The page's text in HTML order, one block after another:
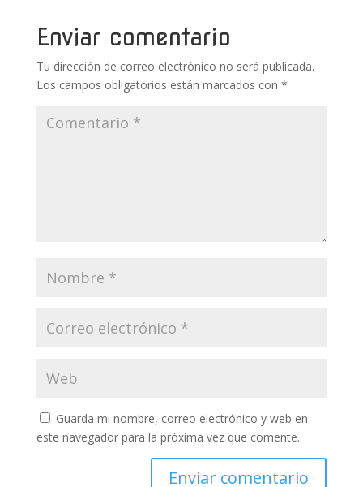
k
Enviar comentario
Tu dirección de correo electrónico no será publicada.
Los campos obligatorios están marcados con *
Guarda mi nombre, correo electrónico y web en
este navegador para la próxima vez que comente.